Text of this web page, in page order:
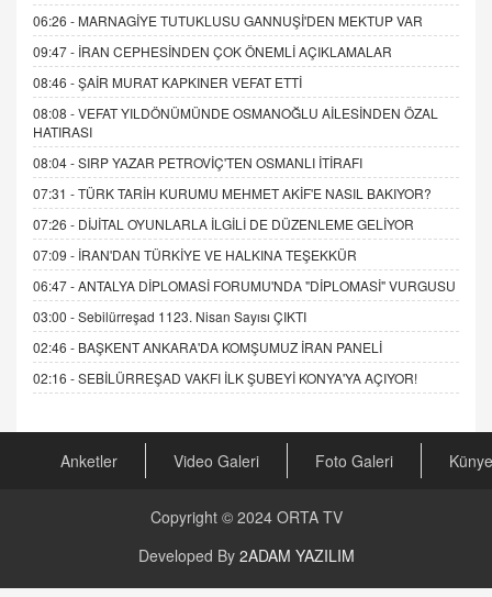
06:26 - MARNAGİYE TUTUKLUSU GANNUŞİ'DEN MEKTUP VAR
09:47 - İRAN CEPHESİNDEN ÇOK ÖNEMLİ AÇIKLAMALAR
08:46 -ŞAİR MURAT KAPKINER VEFAT ETTİ
08:08 -VEFAT YILDÖNÜMÜNDE OSMANOĞLU AİLESİNDEN ÖZAL
HATIRASI
08:04 -SIRP YAZAR PETROVİÇ'TEN OSMANLI İTİRAFI
07:31 -TÜRK TARİH KURUMU MEHMET AKİF'E NASIL BAKIYOR?
07:26 - DİJİTAL OYUNLARLA İLGİLİ DE DÜZENLEME GELİYOR
07:09 - İRAN'DAN TÜRKİYE VE HALKINA TEŞEKKÜR
06:47 -ANTALYA DİPLOMASİ FORUMU'NDA "DİPLOMASİ" VURGUSU
03:00 -Sebilürreşad 1123. Nisan Sayısı ÇIKTI
02:46 - BAŞKENT ANKARA'DA KOMŞUMUZ İRAN PANELİ
02:16 -SEBİLÜRREŞAD VAKFI İLK ŞUBEYİ KONYA'YA AÇIYOR!
Anketler Video Galeri Foto Galeri Künye
Copyright © 2024 ORTA TV
Developed By 2ADAM YAZILIM